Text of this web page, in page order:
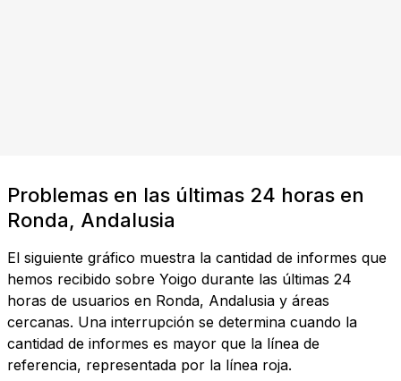
Problemas en las últimas 24 horas en
Ronda, Andalusia
El siguiente gráfico muestra la cantidad de informes que
hemos recibido sobre Yoigo durante las últimas 24
horas de usuarios en Ronda, Andalusia y áreas
cercanas. Una interrupción se determina cuando la
cantidad de informes es mayor que la línea de
referencia, representada por la línea roja.